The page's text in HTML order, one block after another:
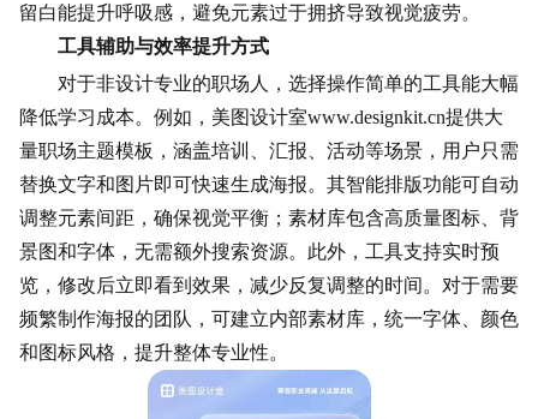
留白能提升呼吸感，避免元素过于拥挤导致视觉疲劳。
工具辅助与效率提升方式
对于非设计专业的职场人，选择操作简单的工具能大幅
降低学习成本。例如，美图设计室www.designkit.cn提供大
量职场主题模板，涵盖培训、汇报、活动等场景，用户只需
替换文字和图片即可快速生成海报。其智能排版功能可自动
调整元素间距，确保视觉平衡；素材库包含高质量图标、背
景图和字体，无需额外搜索资源。此外，工具支持实时预
览，修改后立即看到效果，减少反复调整的时间。对于需要
频繁制作海报的团队，可建立内部素材库，统一字体、颜色
和图标风格，提升整体专业性。